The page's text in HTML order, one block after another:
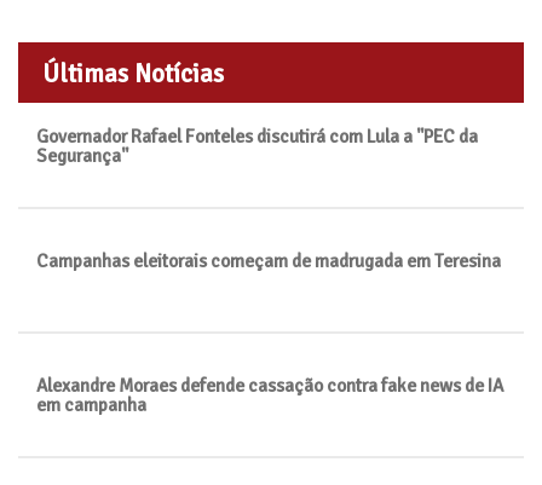
Últimas Notícias
Governador Rafael Fonteles discutirá com Lula a "PEC da
Segurança"
Campanhas eleitorais começam de madrugada em Teresina
Alexandre Moraes defende cassação contra fake news de IA
em campanha